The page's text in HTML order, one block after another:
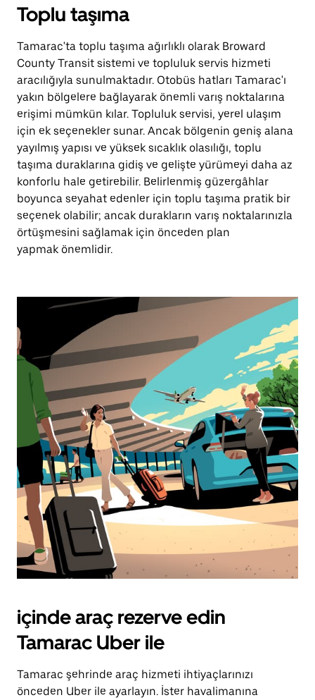
Toplu taşıma
Tamarac'ta toplu taşıma ağırlıklı olarak Broward
County Transit sistemi ve topluluk servis hizmeti
aracılığıyla sunulmaktadır. Otobüs hatları Tamarac'ı
yakın bölgelere bağlayarak önemli varış noktalarına
erişimi mümkün kılar. Topluluk servisi, yerel ulaşım
için ek seçenekler sunar. Ancak bölgenin geniş alana
yayılmış yapısı ve yüksek sıcaklık olasılığı, toplu
taşıma duraklarına gidiş ve gelişte yürümeyi daha az
konforlu hale getirebilir. Belirlenmiş güzergâhlar
boyunca seyahat edenler için toplu taşıma pratik bir
seçenek olabilir; ancak durakların varış noktalarınızla
örtüşmesini sağlamak için önceden plan
yapmak önemlidir.
içinde araç rezerve edin
Tamarac Uber ile
Tamarac şehrinde araç hizmeti ihtiyaçlarınızı
önceden Uber ile ayarlayın. İster havalimanına